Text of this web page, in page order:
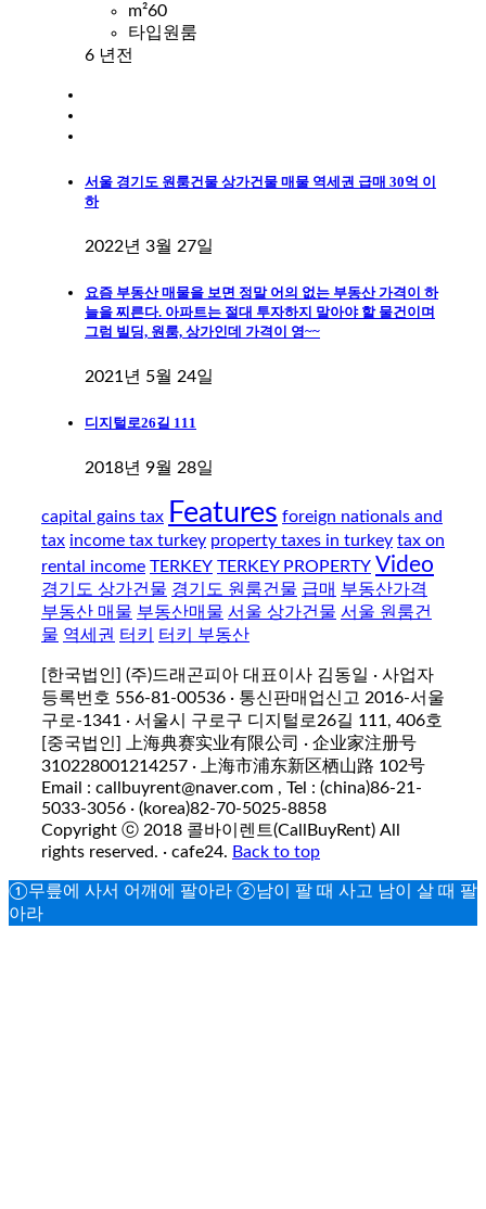
m²60
타입원룸
6 년전
서울 경기도 원룸건물 상가건물 매물 역세권 급매 30억 이
하
2022년 3월 27일
요즘 부동산 매물을 보면 정말 어의 없는 부동산 가격이 하
늘을 찌른다. 아파트는 절대 투자하지 말아야 할 물건이며
그럼 빌딩, 원룸, 상가인데 가격이 영~~
2021년 5월 24일
디지털로26길 111
2018년 9월 28일
capital gains tax Features foreign nationals and
tax income tax turkey property taxes in turkey tax on
rental income TERKEY TERKEY PROPERTY Video
경기도 상가건물 경기도 원룸건물 급매 부동산가격
부동산 매물 부동산매물 서울 상가건물 서울 원룸건
물 역세권 터키 터키 부동산
[한국법인] (주)드래곤피아 대표이사 김동일 · 사업자
등록번호 556-81-00536 · 통신판매업신고 2016-서울
구로-1341 · 서울시 구로구 디지털로26길 111, 406호
[중국법인] 上海典赛实业有限公司 · 企业家注册号
310228001214257 · 上海市浦东新区栖山路 102号
Email : callbuyrent@naver.com , Tel : (china)86-21-
5033-3056 · (korea)82-70-5025-8858
Copyright ⓒ 2018 콜바이렌트(CallBuyRent) All
rights reserved. · cafe24. Back to top
①무릎에 사서 어깨에 팔아라 ②남이 팔 때 사고 남이 살 때 팔
아라